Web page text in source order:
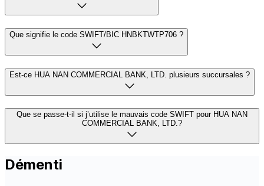
Que signifie le code SWIFT/BIC HNBKTWTP706 ?
Est-ce HUA NAN COMMERCIAL BANK, LTD. plusieurs succursales ?
Que se passe-t-il si j’utilise le mauvais code SWIFT pour HUA NAN
COMMERCIAL BANK, LTD.?
Démenti